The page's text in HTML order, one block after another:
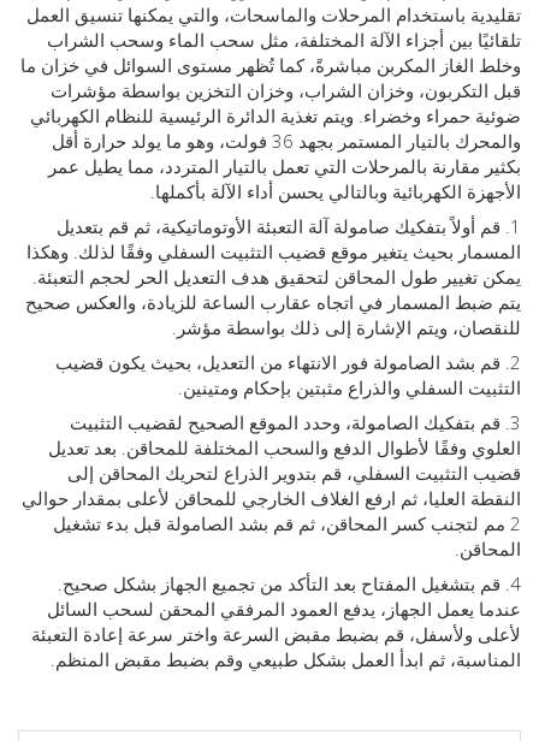
باستخدام المرحلات والماسحات، والتي يمكنها تنسيق العمل
بين أجزاء الآلة المختلفة، مثل سحب الماء وسحب الشراب
الغاز المكربن مباشرةً، كما تُظهر مستوى السوائل في خزان ما
وخزان الشراب، وخزان التخزين بواسطة مؤشرات
حمراء وخضراء. ويتم تغذية الدائرة الرئيسية للنظام الكهربائي
والمحرك بالتيار المستمر بجهد 36 فولت، وهو ما يولد حرارة أقل
مقارنة بالمرحلات التي تعمل بالتيار المتردد، مما يطيل عمر
الكهربائية وبالتالي يحسن أداء الآلة بأكملها.
أولاً بتفكيك صامولة آلة التعبئة الأوتوماتيكية، ثم قم بتعديل
بحيث يتغير موقع قضيب التثبيت السفلي وفقًا لذلك. وهكذا
تغيير طول المحاقن لتحقيق هدف التعديل الحر لحجم التعبئة.
المسمار في اتجاه عقارب الساعة للزيادة، والعكس صحيح
ويتم الإشارة إلى ذلك بواسطة مؤشر.
بشد الصامولة فور الانتهاء من التعديل، بحيث يكون قضيب
السفلي والذراع مثبتين بإحكام ومتينين.
بتفكيك الصامولة، وحدد الموقع الصحيح لقضيب التثبيت
وفقًا لأطوال الدفع والسحب المختلفة للمحاقن. بعد تعديل
السفلي، قم بتدوير الذراع لتحريك المحاقن إلى
العليا، ثم ارفع الغلاف الخارجي للمحاقن لأعلى بمقدار حوالي
لتجنب كسر المحاقن، ثم قم بشد الصامولة قبل بدء تشغيل
بتشغيل المفتاح بعد التأكد من تجميع الجهاز بشكل صحيح.
يعمل الجهاز، يدفع العمود المرفقي المحقن لسحب السائل
ولأسفل، قم بضبط مقبض السرعة واختر سرعة إعادة التعبئة
ثم ابدأ العمل بشكل طبيعي وقم بضبط مقبض المنظم.